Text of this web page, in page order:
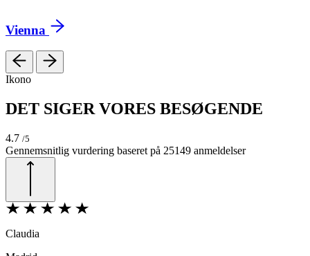
Copenhagen
Ikono
DET SIGER VORES BESØGENDE
4.7 /5
Gennemsnitlig vurdering baseret på 25149 anmeldelser
Claudia